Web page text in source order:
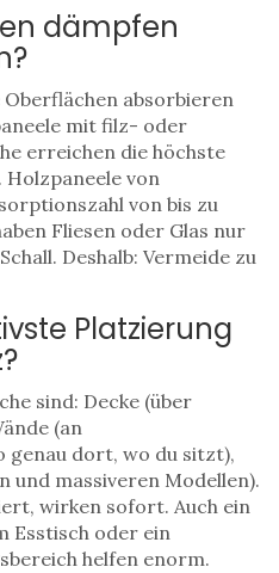
dämpfen
absorbieren
mit filz- oder
erreichen die höchste
Holzpaneele von
von bis zu
Fliesen oder Glas nur
Deshalb: Vermeide zu
Platzierung
sind: Decke (über
(an
genau dort, wo du sitzt),
und massiveren Modellen).
wirken sofort. Auch ein
Esstisch oder ein
helfen enorm.